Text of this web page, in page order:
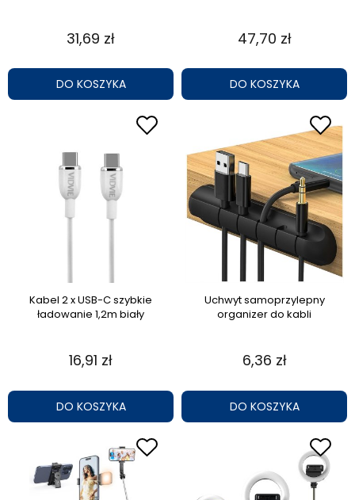
31,69 zł
DO KOSZYKA
47,70 zł
DO KOSZYKA
Kabel 2 x USB-C szybkie
ładowanie 1,2m biały
16,91 zł
DO KOSZYKA
Uchwyt samoprzylepny
organizer do kabli
6,36 zł
DO KOSZYKA